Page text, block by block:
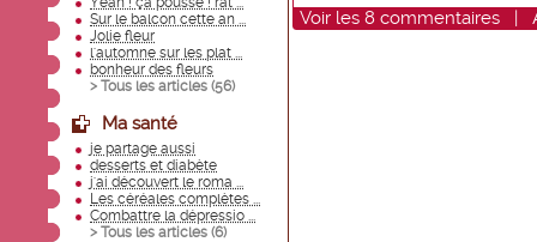
Sur le balcon cette an ...
Jolie fleur
l'automne sur les plat ...
bonheur des fleurs
> Tous les articles (56)
Ma santé
je partage aussi
desserts et diabète
j'ai découvert le roma ...
Les céréales complètes ...
Combattre la dépressio ...
> Tous les articles (6)
Voir les 8 commentaires |